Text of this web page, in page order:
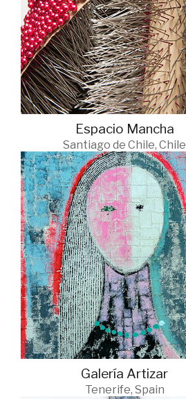
Espacio Mancha
Santiago de Chile, Chile
Galería Artizar
Tenerife, Spain